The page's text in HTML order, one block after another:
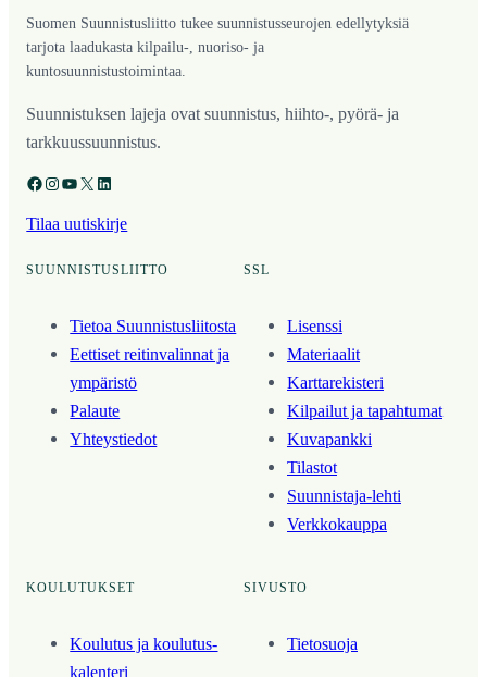
Suomen Suunnistusliitto tukee suunnistusseurojen edellytyksiä
tarjota laadukasta kilpailu-, nuoriso- ja
kuntosuunnistustoimintaa.
Suunnistuksen lajeja ovat suunnistus, hiihto-, pyörä- ja
tarkkuussuunnistus.
Facebook Instagram YouTube X LinkedIn
Tilaa uutiskirje
SUUNNISTUSLIITTO
Tietoa Suunnistusliitosta
Eettiset reitinvalinnat ja
ympäristö
Palaute
Yhteystiedot
SSL
Lisenssi
Materiaalit
Karttarekisteri
Kilpailut ja tapahtumat
Kuvapankki
Tilastot
Suunnistaja-lehti
Verkkokauppa
KOULUTUKSET
Koulutus ja koulutus­
kalenteri
SIVUSTO
Tietosuoja